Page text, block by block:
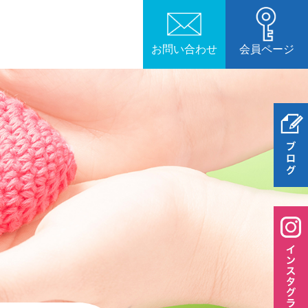
お問い合わせ 会員ページ